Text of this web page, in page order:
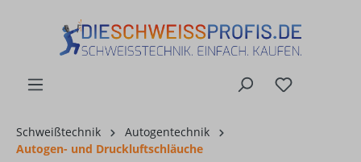
Schweißtechnik
Autogentechnik
Autogen- und Druckluftschläuche